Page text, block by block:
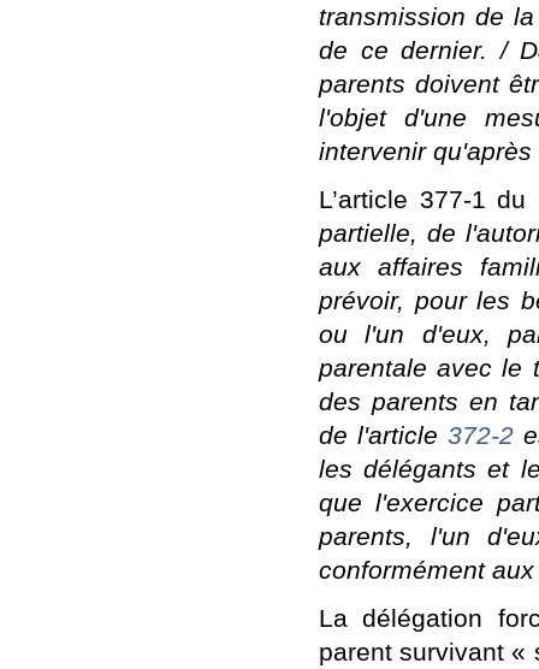
transmission de
de ce dernier. /
parents doivent
l'objet d'une
intervenir
L’article 377-1
partielle, de
aux affaires
prévoir, pour les
ou l'un d'eux,
parentale avec le
des parents en
de l'article 372-2
les délégants et
que l'exercice
parents, l'un
conformément
La délégation
parent survivant «